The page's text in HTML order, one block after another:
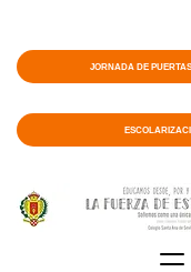
JORNADA DE